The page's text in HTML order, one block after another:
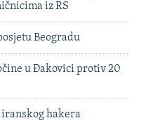
iz RS
Beogradu
u Đakovici protiv 20
iranskog hakera